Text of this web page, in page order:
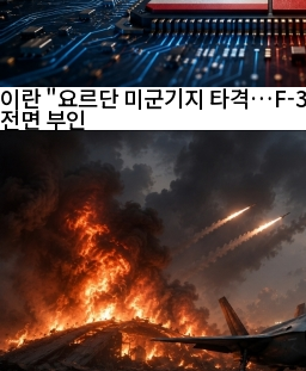
이란 "요르단 미군기지 타격…F-
전면 부인